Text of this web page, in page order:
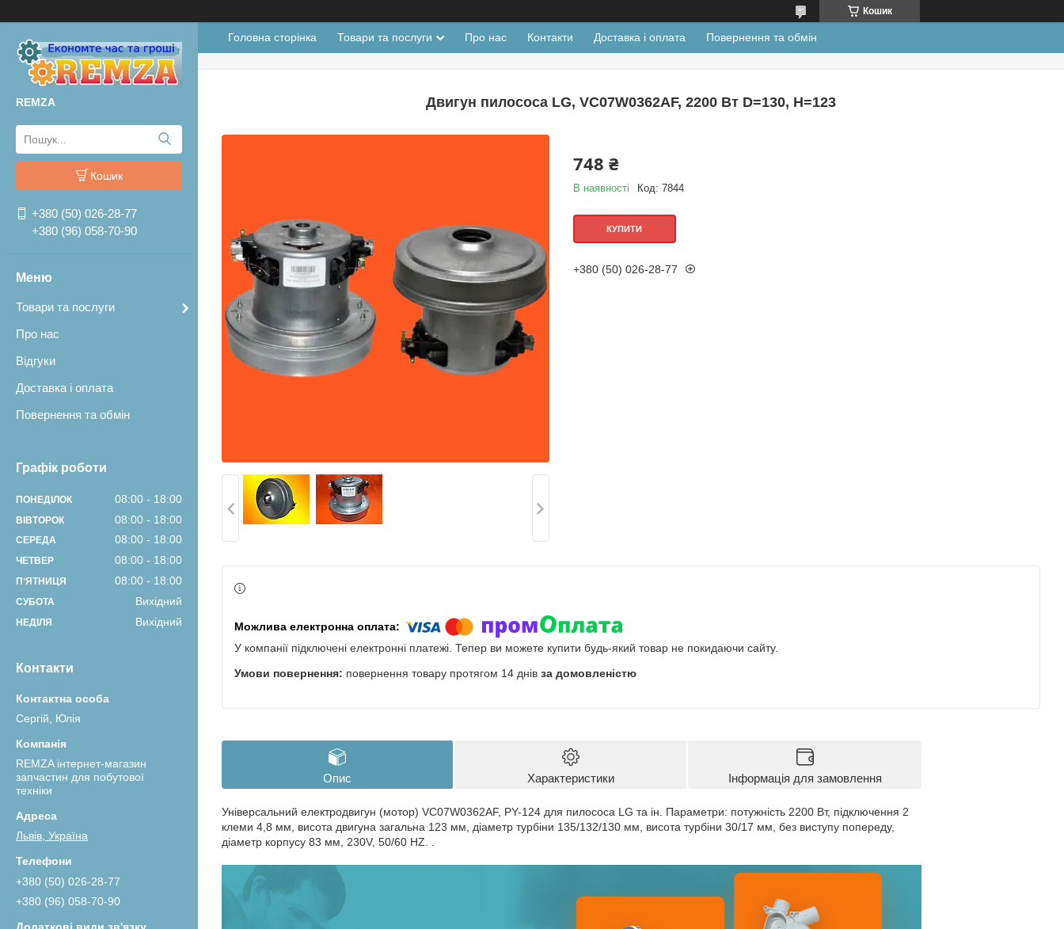
Кошик
REMZA
Кошик
+380 (50) 026-28-77
+380 (96) 058-70-90
Товари та послуги
Про нас
Відгуки
Доставка і оплата
Повернення та обмін
Графік роботи
ПОНЕДІЛОК 08:00 18:00
ВІВТОРОК 08:00 18:00
СЕРЕДА 08:00 18:00
ЧЕТВЕР 08:00 18:00
ПʼЯТНИЦЯ 08:00 18:00
СУБОТА Вихідний
НЕДІЛЯ Вихідний
Контакти
Сергій, Юлія
REMZA інтернет-магазин
запчастин для побутової
техніки
Львів, Україна
+380 (50) 026-28-77
+380 (96) 058-70-90
Головна сторінка Товари та послуги Про нас Контакти Доставка і оплата Повернення та обмін
Двигун пилососа LG, VC07W0362AF, 2200 Вт D=130, H=123
748 ₴
В наявності Код: 7844
КУПИТИ
+380 (50) 026-28-77
У компанії підключені електронні платежі. Тепер ви можете купити будь-який товар не покидаючи сайту.
повернення товару протягом 14 днів за домовленістю
Опис Характеристики Інформація для замовлення
Універсальний електродвигун (мотор) VC07W0362AF, PY-124 для пилососа LG та ін. Параметри: потужність 2200 Вт, підключення 2
клеми 4,8 мм, висота двигуна загальна 123 мм, діаметр турбіни 135/132/130 мм, висота турбіни 30/17 мм, без виступу попереду,
діаметр корпусу 83 мм, 230V, 50/60 HZ. .